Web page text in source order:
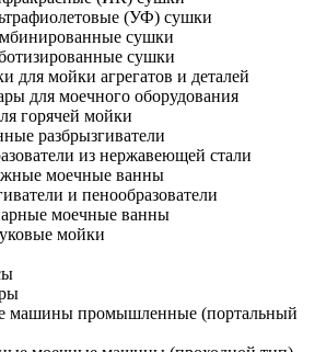
(УФ) сушки
сушки
сушки
для мойки агрегатов и деталей
для моечного оборудования
горячей мойки
разбрызгиватели
из нержавеющей стали
моечные ванны
и пенообразователи
моечные ванны
мойки
машины промышленные (портальный